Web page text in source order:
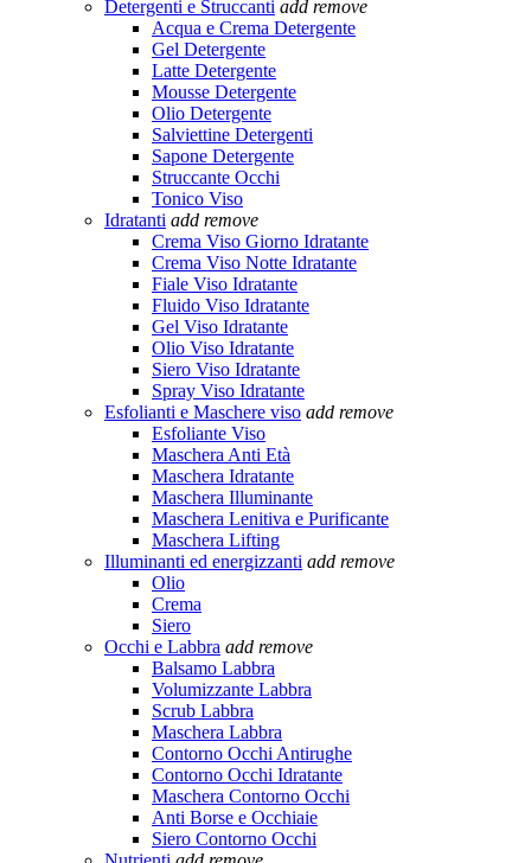
Detergenti e Struccanti add remove
Acqua e Crema Detergente
Gel Detergente
Latte Detergente
Mousse Detergente
Olio Detergente
Salviettine Detergenti
Sapone Detergente
Struccante Occhi
Tonico Viso
Idratanti add remove
Crema Viso Giorno Idratante
Crema Viso Notte Idratante
Fiale Viso Idratante
Fluido Viso Idratante
Gel Viso Idratante
Olio Viso Idratante
Siero Viso Idratante
Spray Viso Idratante
Esfolianti e Maschere viso add remove
Esfoliante Viso
Maschera Anti Età
Maschera Idratante
Maschera Illuminante
Maschera Lenitiva e Purificante
Maschera Lifting
Illuminanti ed energizzanti add remove
Olio
Crema
Siero
Occhi e Labbra add remove
Balsamo Labbra
Volumizzante Labbra
Scrub Labbra
Maschera Labbra
Contorno Occhi Antirughe
Contorno Occhi Idratante
Maschera Contorno Occhi
Anti Borse e Occhiaie
Siero Contorno Occhi